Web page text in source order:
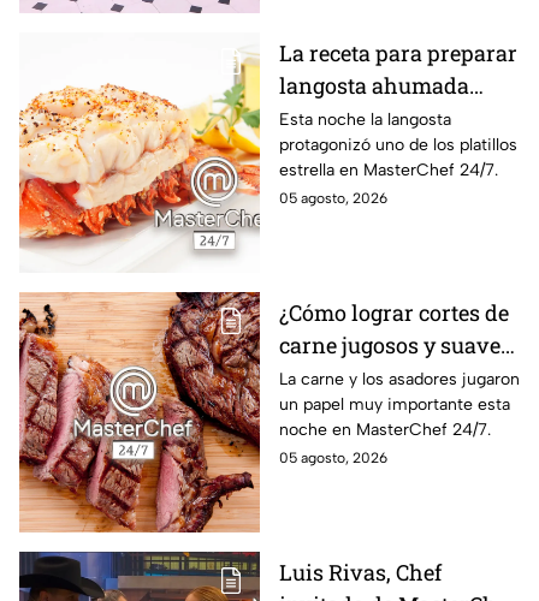
La receta para preparar
langosta ahumada
como en MasterChef
24/7
Esta noche la langosta
protagonizó uno de los platillos
estrella en MasterChef 24/7.
05 agosto, 2026
¿Cómo lograr cortes de
carne jugosos y suaves
al estilo MasterChef
24/7?
La carne y los asadores jugaron
un papel muy importante esta
noche en MasterChef 24/7.
05 agosto, 2026
Luis Rivas, Chef